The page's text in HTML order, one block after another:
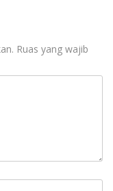
Ruas yang wajib